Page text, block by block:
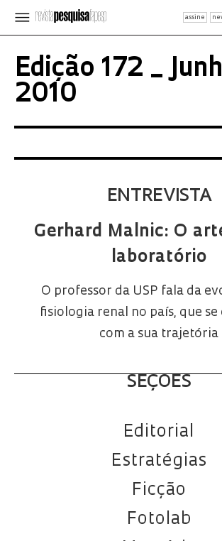
assine
Edição 172 _
2010
ENTREVISTA
Gerhard Malnic: O
laboratório
O professor da USP fala da
fisiologia renal no país, que
com a sua trajetória
SEÇÕES
Editorial
Estratégias
Ficção
Fotolab